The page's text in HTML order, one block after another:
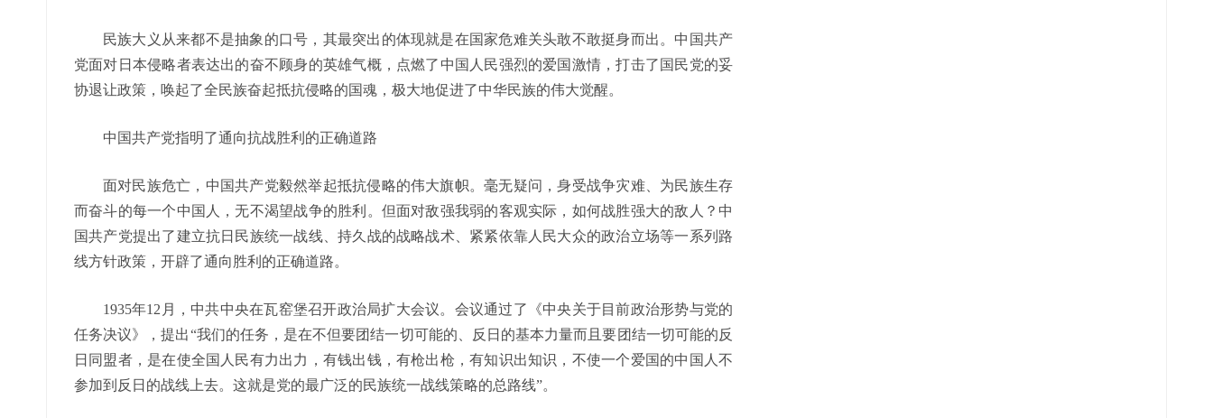
民族大义从来都不是抽象的口号，其最突出的体现就是在国家危难关头敢不敢挺身而出。中国共产
党面对日本侵略者表达出的奋不顾身的英雄气概，点燃了中国人民强烈的爱国激情，打击了国民党的妥
协退让政策，唤起了全民族奋起抵抗侵略的国魂，极大地促进了中华民族的伟大觉醒。
中国共产党指明了通向抗战胜利的正确道路
面对民族危亡，中国共产党毅然举起抵抗侵略的伟大旗帜。毫无疑问，身受战争灾难、为民族生存
而奋斗的每一个中国人，无不渴望战争的胜利。但面对敌强我弱的客观实际，如何战胜强大的敌人？中
国共产党提出了建立抗日民族统一战线、持久战的战略战术、紧紧依靠人民大众的政治立场等一系列路
线方针政策，开辟了通向胜利的正确道路。
1935年12月，中共中央在瓦窑堡召开政治局扩大会议。会议通过了《中央关于目前政治形势与党的
任务决议》，提出“我们的任务，是在不但要团结一切可能的、反日的基本力量而且要团结一切可能的反
日同盟者，是在使全国人民有力出力，有钱出钱，有枪出枪，有知识出知识，不使一个爱国的中国人不
参加到反日的战线上去。这就是党的最广泛的民族统一战线策略的总路线”。